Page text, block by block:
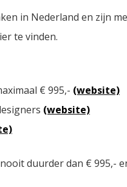
in Nederland en zijn
te vinden.
€ 995,- (website)
(website)
duurder dan € 995,-